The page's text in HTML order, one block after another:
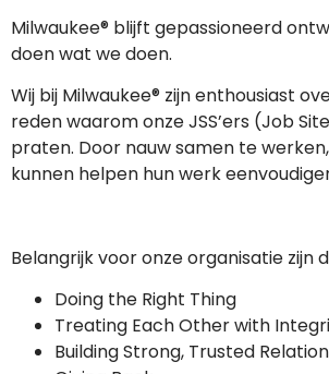
Milwaukee® blijft gepassioneerd
doen wat we doen.
Wij bij Milwaukee® zijn enthousiast
reden waarom onze JSS’ers (Job
praten. Door nauw samen te
kunnen helpen hun werk
Belangrijk voor onze organisatie zijn
Doing the Right Thing
Treating Each Other with
Building Strong, Trusted